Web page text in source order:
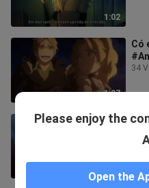
1:02
1:07
Có
34
Please enjoy the
Open the